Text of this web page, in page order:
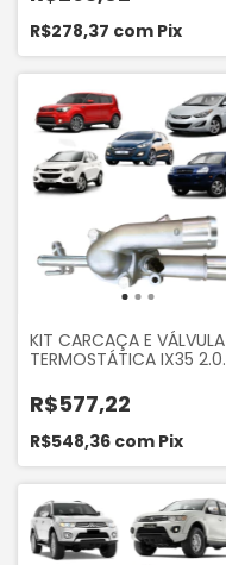
R$278,37 com Pix
KIT CARCAÇA E VÁLVULA
TERMOSTÁTICA IX35 2.0
2010... ELANTRA 1.6 1.8 2.0
R$577,22
R$548,36 com Pix